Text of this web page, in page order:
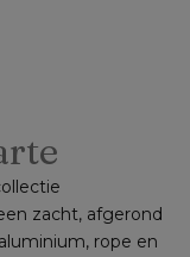
zacht, afgerond
rope en